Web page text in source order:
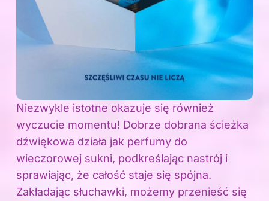
Niezwykle istotne okazuje się również
wyczucie momentu! Dobrze dobrana ścieżka
dźwiękowa działa jak perfumy do
wieczorowej sukni, podkreślając nastrój i
sprawiając, że całość staje się spójna.
Zakładając słuchawki, możemy przenieść się